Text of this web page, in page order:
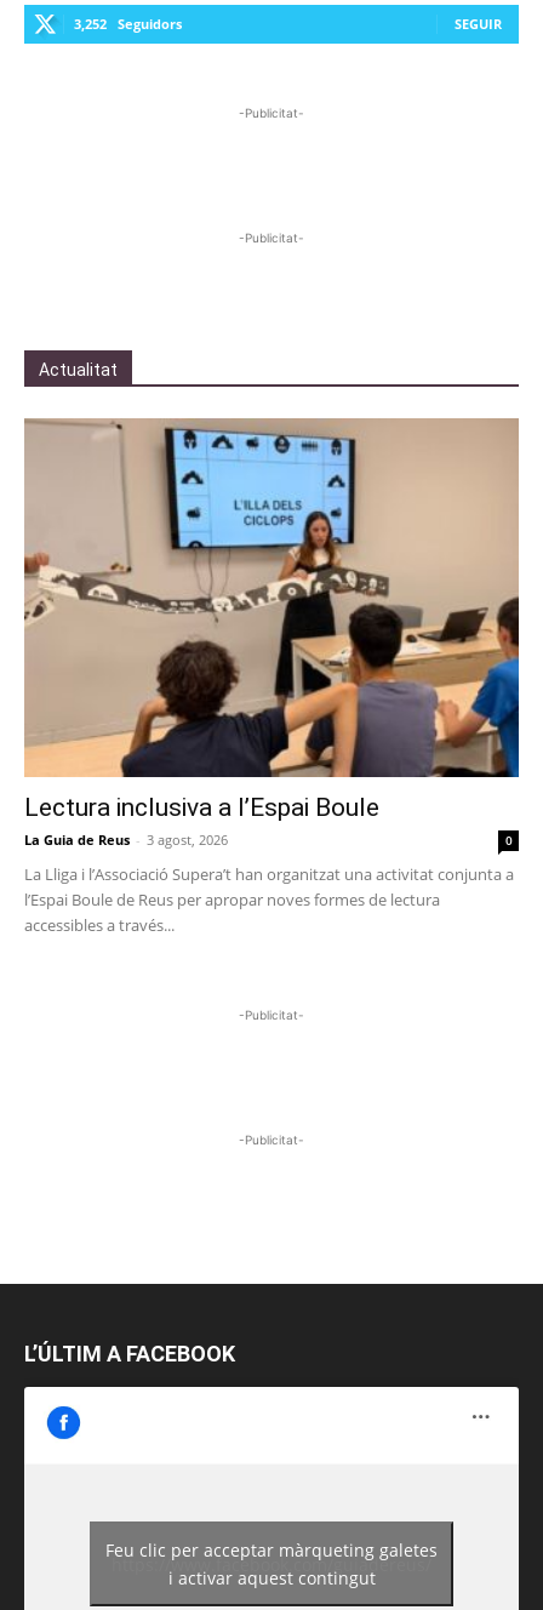
3,252 Seguidors SEGUIR
-Publicitat-
-Publicitat-
Actualitat
Lectura inclusiva a l’Espai Boule
La Guia de Reus - 3 agost, 2026 0
La Lliga i l’Associació Supera’t han organitzat una activitat conjunta a
l’Espai Boule de Reus per apropar noves formes de lectura
accessibles a través...
-Publicitat-
-Publicitat-
L’ÚLTIM A FACEBOOK
https://www.facebook.com/guiadereus/
Feu clic per acceptar màrqueting galetes
i activar aquest contingut